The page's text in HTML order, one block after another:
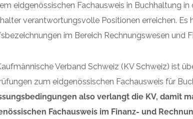
eidgenössischen Fachausweis in Buchhaltung
verantwortungsvolle Positionen erreichen. Es
im Bereich Rechnungswesen und
Verband Schweiz (KV Schweiz) ist
zum eidgenössischen Fachausweis für
also verlangt die KV, damit
Fachausweis im Finanz- und